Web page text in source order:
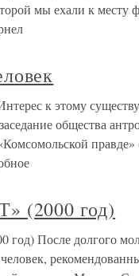
мы ехали к месту
к этому
общества
(2000 год)
После долгого